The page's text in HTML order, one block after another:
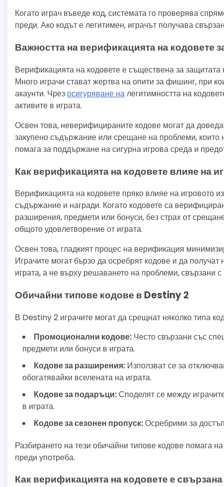
Когато играч въведе код, системата го проверява
преди. Ако кодът е легитимен, играчът получава
Важността на верификацията на кодовете
Верификацията на кодовете е съществена за
Много играчи стават жертва на опити за фишинг, при
акаунти. Чрезосигуряване налегитимността на
активите в играта.
Освен това, неверифицираните кодове могат да
закупено съдържание или срещане на проблеми,
помага за поддържане на сигурна игрова среда и
Как верификацията на кодовете влияе на
Верификацията на кодовете пряко влияе на игровото
съдържание и награди. Когато кодовете са
разширения, предмети или бонуси, без страх от
общото удовлетворение от играта.
Освен това, гладкият процес на верификация
Играчите могат бързо да осребрят кодове и да
играта, а не върху решаването на проблеми, свързани
Обичайни типове кодове в Destiny 2
В Destiny 2 играчите могат да срещнат няколко типа
Промоционални кодове: Често свързани със
предмети или бонуси в играта.
Кодове за разширения: Използват се за
обогатявайки вселената на играта.
Кодове за подаръци:Споделят се между
в играта.
Кодове за сезонен пропуск:Осребрими за
Разбирането на тези обичайни типове кодове помага
преди употреба.
Как верификацията на кодовете е